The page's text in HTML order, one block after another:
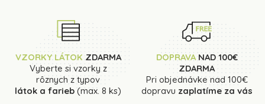
VZORKY LÁTOK ZDARMA
Vyberte si vzorky z
rôznych z typov
látok a farieb (max. 8 ks)
DOPRAVANAD 100€
ZDARMA
Pri objednávke nad 100€
dopravu zaplatíme za vás